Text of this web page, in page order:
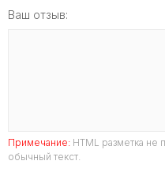
Ваш отзыв:
Примечание: HTML разметка не
обычный текст.